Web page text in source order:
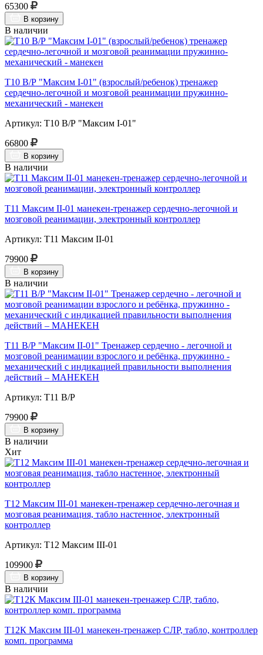
65300
В корзину
В наличии
Т10 В/Р "Максим I-01" (взрослый/ребенок) тренажер
сердечно-легочной и мозговой реанимации пружинно-
механический - манекен
Артикул: Т10 В/Р "Максим I-01"
66800
В корзину
В наличии
Т11 Максим II-01 манекен-тренажер сердечно-легочной и
мозговой реанимации, электронный контроллер
Артикул: Т11 Максим II-01
79900
В корзину
В наличии
Т11 В/Р "Максим II-01" Тренажер сердечно - легочной и
мозговой реанимации взрослого и ребёнка, пружинно -
механический с индикацией правильности выполнения
действий – МАНЕКЕН
Артикул: Т11 В/Р
79900
В корзину
В наличии
Хит
Т12 Максим III-01 манекен-тренажер сердечно-легочная и
мозговая реанимация, табло настенное, электронный
контроллер
Артикул: Т12 Максим III-01
109900
В корзину
В наличии
Т12К Максим III-01 манекен-тренажер СЛР, табло, контроллер
комп. программа